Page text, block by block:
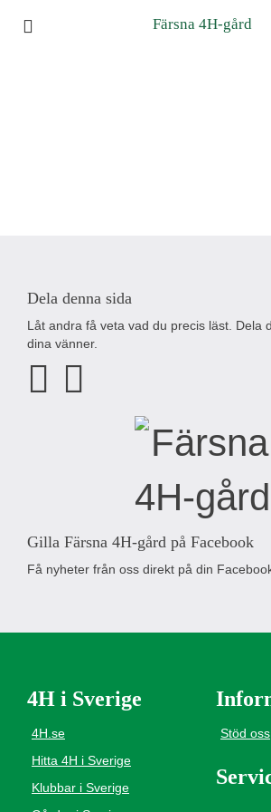
Färsna 4H-gård
Dela denna sida
Låt andra få veta vad du precis läst. Dela
dina vänner.
Gilla Färsna 4H-gård på Facebook
Få nyheter från oss direkt på din
4H i Sverige
4H.se
Hitta 4H i Sverige
Klubbar i Sverige
Stöd oss